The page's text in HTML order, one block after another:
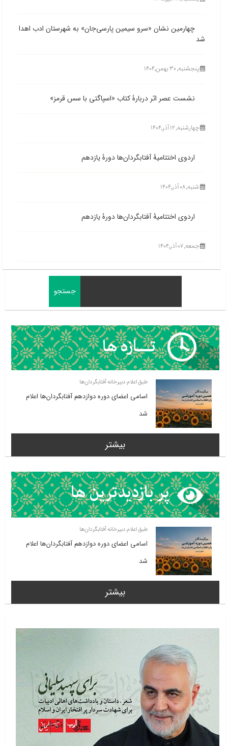
چهارمین نشان «سرو سیمین پارسی‌جان» به شهرستان ادب اهدا
شد
پنجشنبه, ۳۰ بهمن,۱۴۰۴
نشست عصر اثر دربارۀ کتاب «اسپاگتی با سس قرمز»
چهارشنبه, ۱۲ آذر,۱۴۰۴
اردوی اختتامیۀ آفتابگردان‌ها دورۀ یازدهم
شنبه, ۰۸ آذر,۱۴۰۴
اردوی اختتامیۀ آفتابگردان‌ها دورۀ یازدهم
جمعه, ۰۷ آذر,۱۴۰۴
طبق اعلام دبیرخانه آفتابگردان‌ها
اسامی اعضای دوره دوازدهم آفتابگردان‌ها اعلام
شد
بیشتر
طبق اعلام دبیرخانه آفتابگردان‌ها
اسامی اعضای دوره دوازدهم آفتابگردان‌ها اعلام
شد
بیشتر